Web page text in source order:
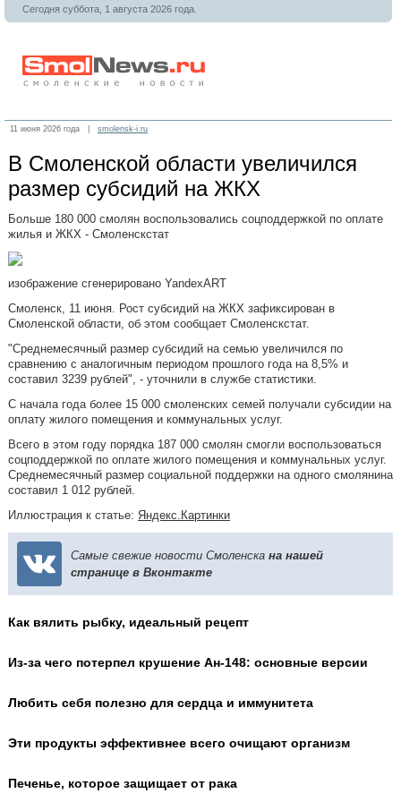
Сегодня суббота, 1 августа 2026 года.
11 июня 2026 года | smolensk-i.ru
В Смоленской области увеличился
размер субсидий на ЖКХ
Больше 180 000 смолян воспользовались соцподдержкой по оплате
жилья и ЖКХ - Смоленскстат
изображение сгенерировано YandexART
Смоленск, 11 июня. Рост субсидий на ЖКХ зафиксирован в
Смоленской области, об этом сообщает Смоленскстат.
"Среднемесячный размер субсидий на семью увеличился по
сравнению с аналогичным периодом прошлого года на 8,5% и
составил 3239 рублей", - уточнили в службе статистики.
С начала года более 15 000 смоленских семей получали субсидии на
оплату жилого помещения и коммунальных услуг.
Всего в этом году порядка 187 000 смолян смогли воспользоваться
соцподдержкой по оплате жилого помещения и коммунальных услуг.
Среднемесячный размер социальной поддержки на одного смолянина
составил 1 012 рублей.
Иллюстрация к статье: Яндекс.Картинки
Самые свежие новости Смоленска на нашей
странице в Вконтакте
Как вялить рыбку, идеальный рецепт
Из-за чего потерпел крушение Ан-148: основные версии
Любить себя полезно для сердца и иммунитета
Эти продукты эффективнее всего очищают организм
Печенье, которое защищает от рака